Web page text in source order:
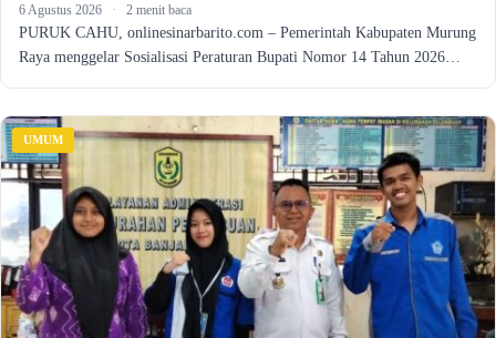
6 Agustus 2026 · 2 menit baca
PURUK CAHU, onlinesinarbarito.com – Pemerintah Kabupaten Murung
Raya menggelar Sosialisasi Peraturan Bupati Nomor 14 Tahun 2026…
UMUM